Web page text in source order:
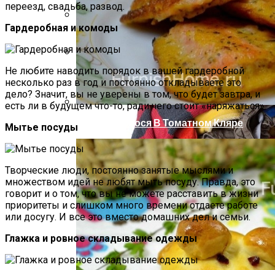
Компактно, Красиво, Удобно: 7
Нестандартных Идей Для Хранения
Обуви
Использование Кокосового Масла Для
Волос И Кожи
Хребты Лосося В Томатном Кляре
переезд, свадьба, развод.
Гардеробная и комоды
Не любите наводить порядок в вашей гардеробной
несколько раз в год и постоянно откладываете это
дело? Значит, вы не уверены в том, что будет завтра, и
есть ли в будущем что-то, ради чего стоит «наряжаться».
Мытье посуды
Творческие люди, постоянно занятые мыслями и
множеством идей не любят мыть посуду. Правда, это
говорит и о том, что вы не можете расставить в жизни
приоритеты и слишком много времени отдаете работе
или досугу. И все это вместо домашних дел и семьи.
Глажка и ровное складывание одежды